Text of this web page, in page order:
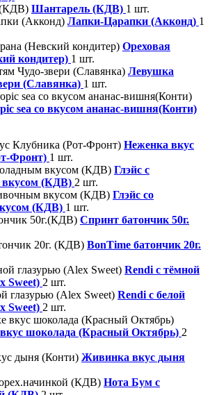
Шантарель (КДВ) 1 шт.
Лапки-Царапки (Акконд) 1
Ореховая
кондитер) 1 шт.
Левушка
(Славянка) 1 шт.
sea со вкусом ананас-вишня(Конти)
Неженка вкус
Фронт) 1 шт.
Глэйс с
(КДВ) 2 шт.
Глэйс со
(КДВ) 1 шт.
Спринт батончик 50г.
BonTime батончик 20г.
Rendi с тёмной
Sweet) 2 шт.
Rendi с белой
Sweet) 2 шт.
вкус шоколада (Красный Октябрь) 2
Живинка вкус дыня
Нота Бум с